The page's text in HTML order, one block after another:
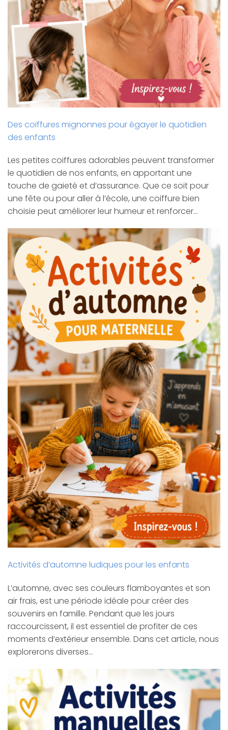
Des coiffures mignonnes pour égayer le quotidien
des enfants
Les petites coiffures adorables peuvent transformer
le quotidien de nos enfants, en apportant une
touche de gaieté et d’assurance. Que ce soit pour
une fête ou pour aller à l’école, une coiffure bien
choisie peut améliorer leur humeur et renforcer…
Activités d’automne ludiques pour les enfants
L’automne, avec ses couleurs flamboyantes et son
air frais, est une période idéale pour créer des
souvenirs en famille. Pendant que les jours
raccourcissent, il est essentiel de profiter de ces
moments d’extérieur ensemble. Dans cet article, nous
explorerons diverses…